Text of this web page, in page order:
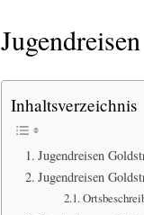
Inhaltsverzeichnis
Jugendreisen
Jugendreisen